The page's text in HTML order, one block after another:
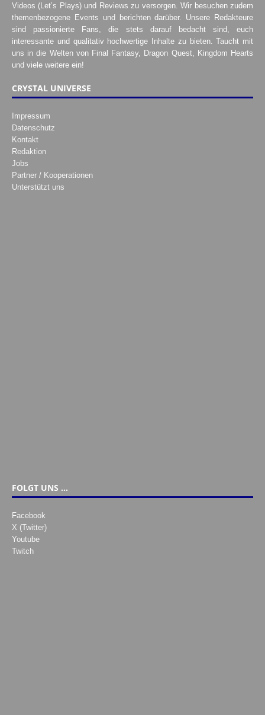
Videos (Let’s Plays) und Reviews zu versorgen. Wir besuchen zudem
themenbezogene Events und berichten darüber. Unsere Redakteure
sind passionierte Fans, die stets darauf bedacht sind, euch
interessante und qualitativ hochwertige Inhalte zu bieten. Taucht mit
uns in die Welten von Final Fantasy, Dragon Quest, Kingdom Hearts
und viele weitere ein!
CRYSTAL UNIVERSE
Impressum
Datenschutz
Kontakt
Redaktion
Jobs
Partner / Kooperationen
Unterstützt uns
FOLGT UNS …
Facebook
X (Twitter)
Youtube
Twitch